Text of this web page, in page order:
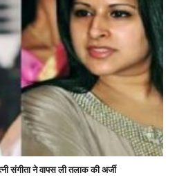
संगीता ने वापस ली तलाक की अर्जी